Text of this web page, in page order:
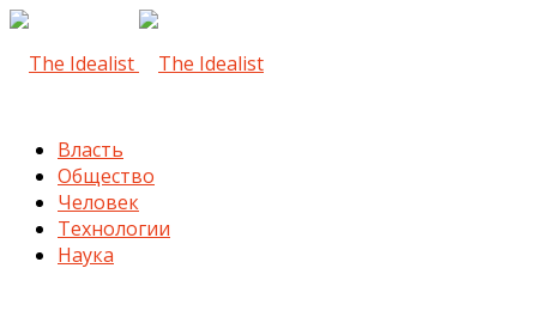
Власть
Общество
Человек
Технологии
Наука